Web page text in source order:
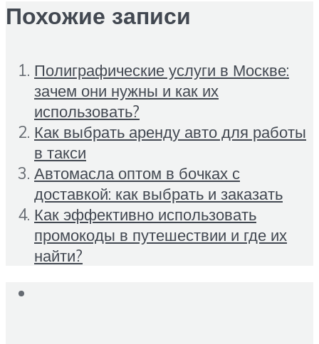
Похожие записи
Полиграфические услуги в Москве:
зачем они нужны и как их
использовать?
Как выбрать аренду авто для работы
в такси
Автомасла оптом в бочках с
доставкой: как выбрать и заказать
Как эффективно использовать
промокоды в путешествии и где их
найти?